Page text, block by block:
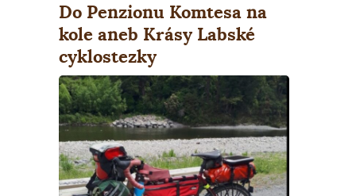
Do Penzionu Komtesa na
kole aneb Krásy Labské
cyklostezky